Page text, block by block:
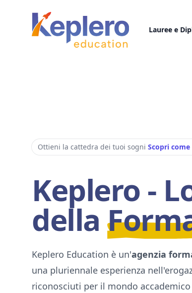
Keplero Education
Lauree e
Ottieni la cattedra dei tuoi sogni Scopri come
Keplero -
della
Keplero Education è un'agenzia
una pluriennale esperienza
riconosciuti per il mondo